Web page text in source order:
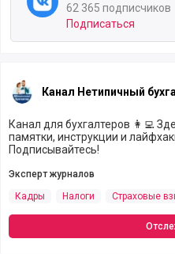
62 365 подписчиков
Подписаться
Канал Нетипичный
Канал для бухгалтеров 👩‍💻
памятки, инструкции и
Подписывайтесь!
Эксперт журналов
Кадры
Налоги Страховые